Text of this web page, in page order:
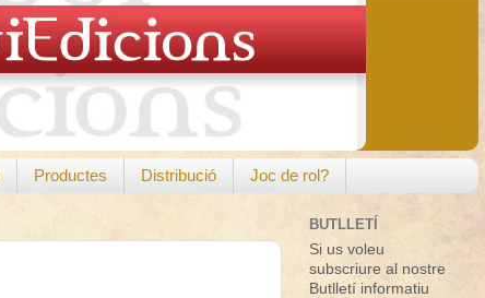
Productes Distribució Joc de rol?
BUTLLETÍ
Si us voleu
subscriure al nostre
Butlletí informatiu